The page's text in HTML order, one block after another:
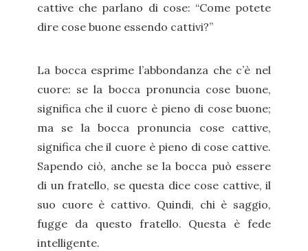
cattive che parlano di cose: “Come potete
dire cose buone essendo cattivi?”
La bocca esprime l’abbondanza che c’è nel
cuore: se la bocca pronuncia cose buone,
significa che il cuore è pieno di cose buone;
ma se la bocca pronuncia cose cattive,
significa che il cuore è pieno di cose cattive.
Sapendo ciò, anche se la bocca può essere
di un fratello, se questa dice cose cattive, il
suo cuore è cattivo. Quindi, chi è saggio,
fugge da questo fratello. Questa è fede
intelligente.